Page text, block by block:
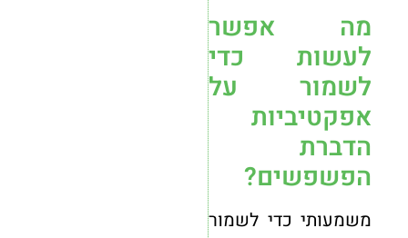
מה אפשר
לעשות כדי
לשמור על
אפקטיביות
הדברת
הפשפשים?
משמעותי כדי לשמור